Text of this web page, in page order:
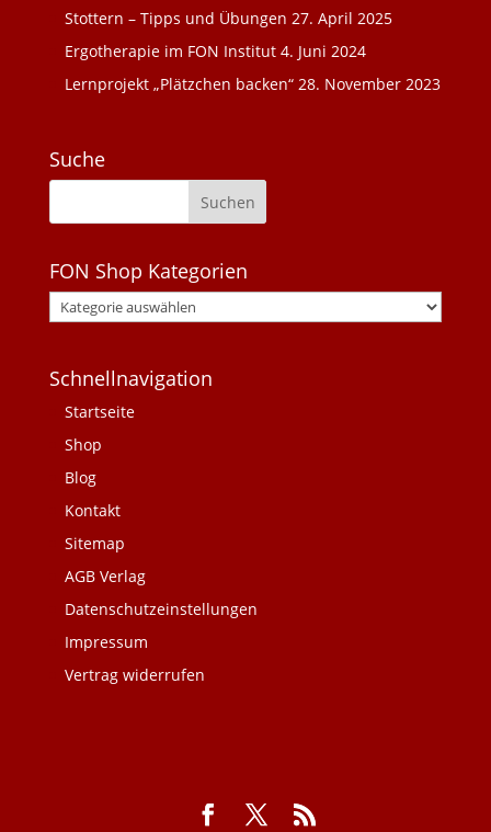
Stottern – Tipps und Übungen 27. April 2025
Ergotherapie im FON Institut 4. Juni 2024
Lernprojekt „Plätzchen backen“ 28. November 2023
Suche
FON Shop Kategorien
Schnellnavigation
Startseite
Shop
Blog
Kontakt
Sitemap
AGB Verlag
Datenschutzeinstellungen
Impressum
Vertrag widerrufen